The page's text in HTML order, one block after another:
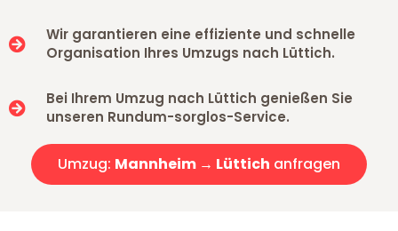
Wir garantieren eine effiziente und schnelle
Organisation Ihres Umzugs nach Lüttich.
Bei Ihrem Umzug nach Lüttich genießen Sie
unseren Rundum-sorglos-Service.
Umzug: Mannheim → Lüttich anfragen